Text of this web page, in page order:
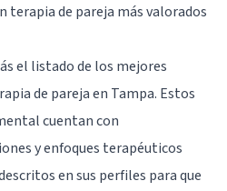
terapia de pareja más valorados
el listado de los mejores
de pareja en Tampa. Estos
cuentan con
y enfoques terapéuticos
en sus perfiles para que